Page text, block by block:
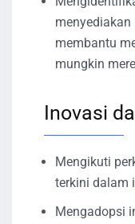
membantu
mungkin
Inovasi
Mengikuti
terkini dalam
Mengadopsi